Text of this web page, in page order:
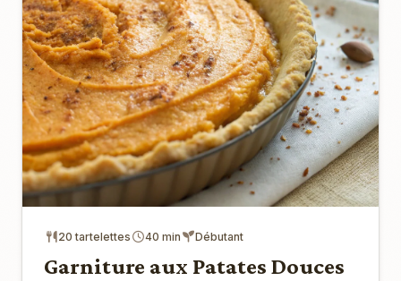
20 tartelettes 40 min Débutant
Garniture aux Patates Douces